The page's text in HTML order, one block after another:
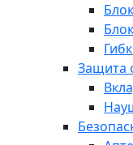
Защита